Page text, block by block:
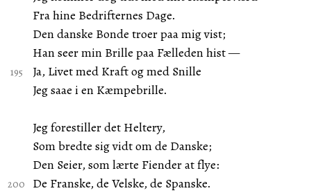
Fra hine Bedrifternes Dage.
Den danske Bonde troer paa mig vist;
Han seer min Brille paa Fælleden hist —
Ja, Livet med Kraft og med Snille
Jeg saae i en Kæmpebrille.
Jeg forestiller det Heltery,
Som bredte sig vidt om de Danske;
Den Seier, som lærte Fiender at flye:
De Franske, de Velske, de Spanske.